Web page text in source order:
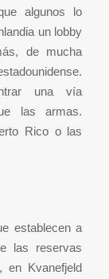
algunos lo
un lobby
de mucha
una vía
las armas.
Rico o las
establecen a
las reservas
en Kvanefjeld